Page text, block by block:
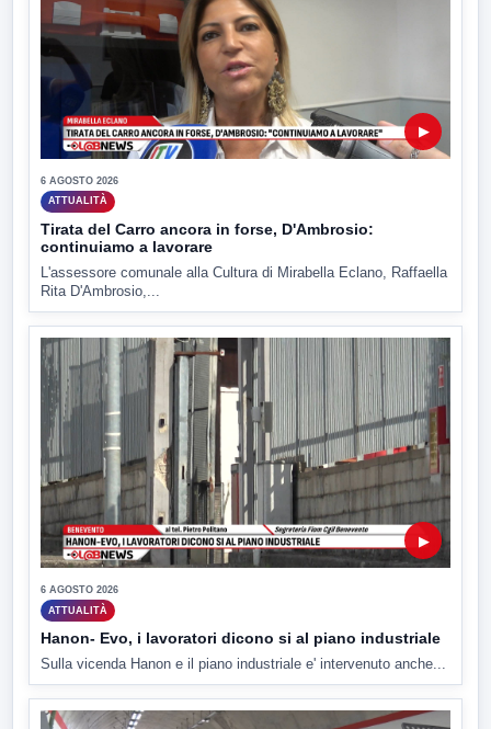
▶
6 AGOSTO 2026
ATTUALITÀ
Tirata del Carro ancora in forse, D'Ambrosio:
continuiamo a lavorare
L'assessore comunale alla Cultura di Mirabella Eclano, Raffaella
Rita D'Ambrosio,...
▶
6 AGOSTO 2026
ATTUALITÀ
Hanon- Evo, i lavoratori dicono si al piano industriale
Sulla vicenda Hanon e il piano industriale e' intervenuto anche...